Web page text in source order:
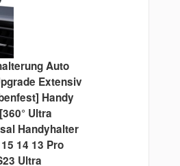
Auto
Extensiv
Handy
Ultra
Handyhalter
14 13 Pro
Ultra